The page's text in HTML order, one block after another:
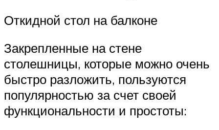
Откидной стол на балконе
Закрепленные на стене
столешницы, которые можно очень
быстро разложить, пользуются
популярностью за счет своей
функциональности и простоты: